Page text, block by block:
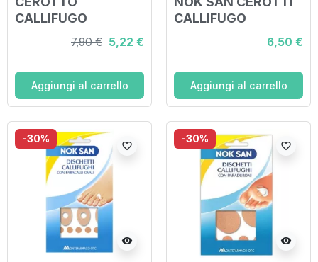
CALLIFUGO
TRATTAMENTO
RIMOZIONE/PROTE
CEROTTI
IDROREPELLENTI +
CALLIFUGHI
7,90 € 5,22 €
Aggiungi al carrello
CALLIFUGO
RITAGLIABILE 2
6,50 €
Aggiungi al carrello
-30%
visibility
favorite_border
-30%
visibility
favorite_border